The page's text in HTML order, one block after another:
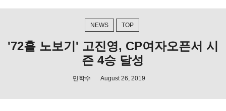
NEWS TOP
'72홀 노보기' 고진영, CP여자오픈서 시
즌 4승 달성
민학수 August 26, 2019